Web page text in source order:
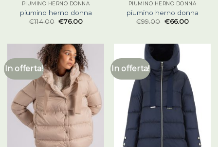
PIUMINO HERNO DONNA
piumino herno donna
€114.00 €76.00
PIUMINO HERNO DONNA
piumino herno donna
€99.00 €66.00
In offerta! In offerta!